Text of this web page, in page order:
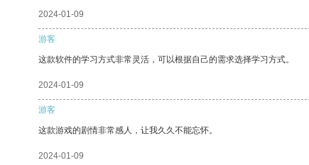
2024-01-09
游客
这款软件的学习方式非常灵活，可以根据自己的需求选择学习方式。
2024-01-09
游客
这款游戏的剧情非常感人，让我久久不能忘怀。
2024-01-09